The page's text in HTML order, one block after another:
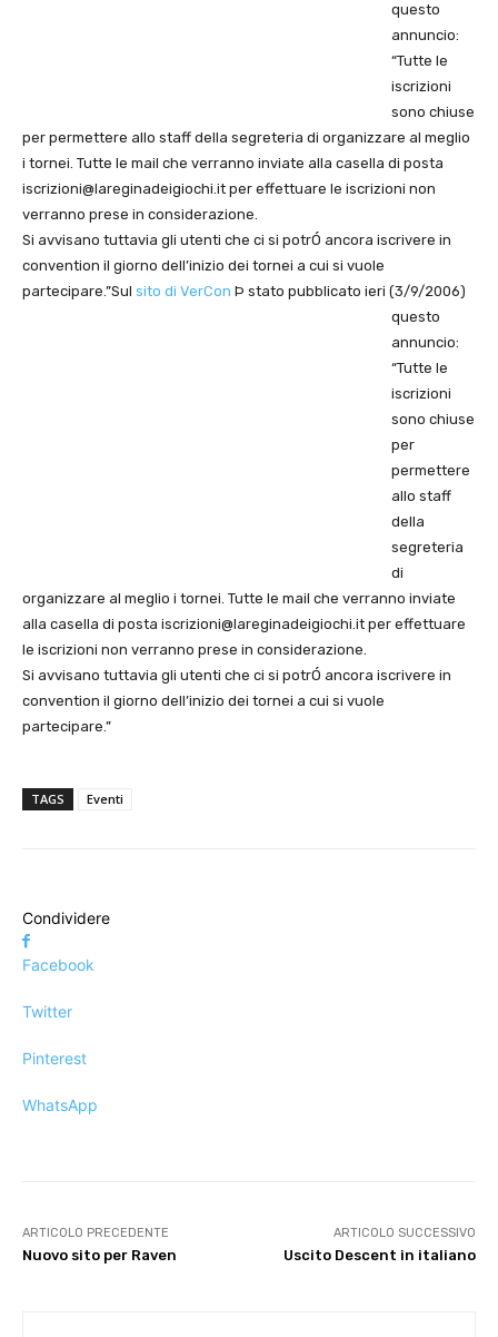
questo
annuncio:
“Tutte le
iscrizioni
sono chiuse
per permettere allo staff della segreteria di organizzare al meglio
i tornei. Tutte le mail che verranno inviate alla casella di posta
iscrizioni@lareginadeigiochi.it per effettuare le iscrizioni non
verranno prese in considerazione.
Si avvisano tuttavia gli utenti che ci si potrÓ ancora iscrivere in
convention il giorno dell’inizio dei tornei a cui si vuole
partecipare.”Sul sito di VerCon Þ stato pubblicato ieri (3/9/2006)
questo
annuncio:
“Tutte le
iscrizioni
sono chiuse
per
permettere
allo staff
della
segreteria
di
organizzare al meglio i tornei. Tutte le mail che verranno inviate
alla casella di posta iscrizioni@lareginadeigiochi.it per effettuare
le iscrizioni non verranno prese in considerazione.
Si avvisano tuttavia gli utenti che ci si potrÓ ancora iscrivere in
convention il giorno dell’inizio dei tornei a cui si vuole
partecipare.”
TAGS Eventi
Condividere
Facebook
Twitter
Pinterest
WhatsApp
ARTICOLO PRECEDENTE
Nuovo sito per Raven
ARTICOLO SUCCESSIVO
Uscito Descent in italiano